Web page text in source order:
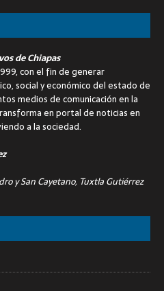
de Chiapas
con el fin de generar
social y económico del estado de
medios de comunicación en la
en portal de noticias en
a la sociedad.
y San Cayetano, Tuxtla Gutiérrez